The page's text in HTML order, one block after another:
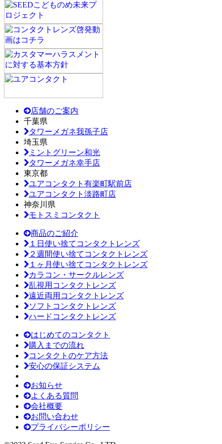
店舗のご案内
千葉県
タワーメガネ我孫子店
埼玉県
ミントグリーン和光
タワーメガネ幸手店
東京都
ユアコンタクト有楽町駅前店
ユアコンタクト淡路町店
神奈川県
モトスミコンタクト
商品のご紹介
１日使い捨てコンタクトレンズ
２週間使い捨てコンタクトレンズ
１ヶ月使い捨てコンタクトレンズ
カラコン・サークルレンズ
乱視用コンタクトレンズ
遠近両用コンタクトレンズ
ソフトコンタクトレンズ
ハードコンタクトレンズ
はじめてのコンタクト
購入までの流れ
コンタクトのケア方法
安心の保証システム
お知らせ
よくある質問
会社概要
お問い合わせ
プライバシーポリシー